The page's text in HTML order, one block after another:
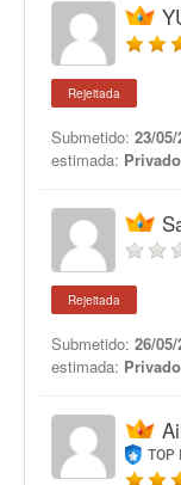
Rejeitada
Submetido: 23/
estimada: Privado
Rejeitada
Submetido: 26/
estimada: Privado
TOP